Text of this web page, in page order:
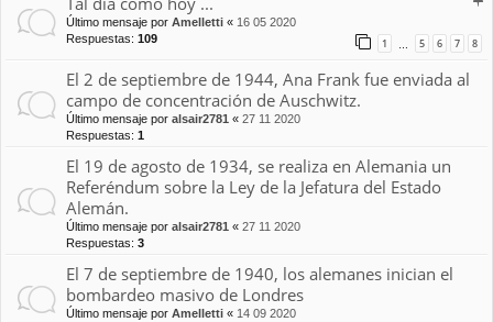
Último mensaje por Amelletti « 16 05 2020
Respuestas: 109 1 … 5 6 7 8
El 2 de septiembre de 1944, Ana Frank fue enviada al
campo de concentración de Auschwitz.
Último mensaje por alsair2781 « 27 11 2020
Respuestas: 1
El 19 de agosto de 1934, se realiza en Alemania un
Referéndum sobre la Ley de la Jefatura del Estado
Alemán.
Último mensaje por alsair2781 « 27 11 2020
Respuestas: 3
El 7 de septiembre de 1940, los alemanes inician el
bombardeo masivo de Londres
Último mensaje por Amelletti « 14 09 2020